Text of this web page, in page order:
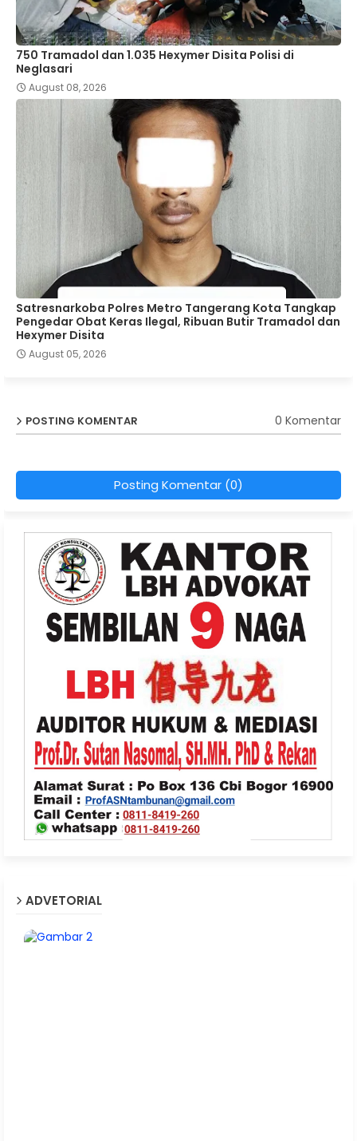
750 Tramadol dan 1.035 Hexymer Disita Polisi di
Neglasari
August 08, 2026
Satresnarkoba Polres Metro Tangerang Kota Tangkap
Pengedar Obat Keras Ilegal, Ribuan Butir Tramadol dan
Hexymer Disita
August 05, 2026
POSTING KOMENTAR 0 Komentar
Posting Komentar (0)
ADVETORIAL